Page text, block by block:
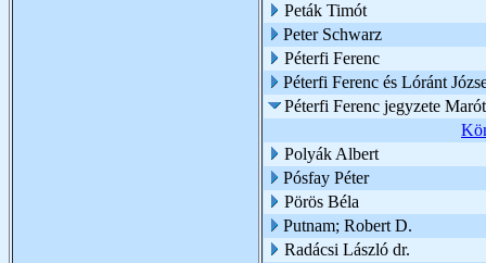
Peták Timót
Peter Schwarz
Péterfi Ferenc
Péterfi Ferenc és Lóránt
Péterfi Ferenc jegyzete
Polyák Albert
Pósfay Péter
Pörös Béla
Putnam; Robert D.
Radácsi László dr.